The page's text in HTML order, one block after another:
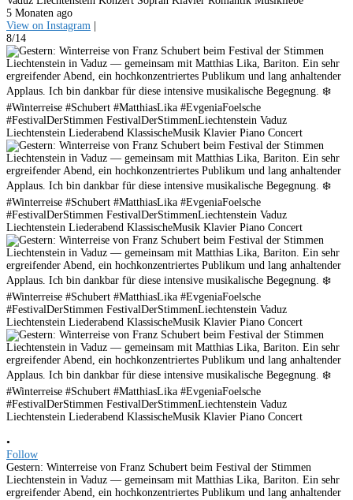
5 Monaten ago
View on Instagram |
8/14
•
Follow
Gestern: Winterreise von Franz Schubert beim Festival der Stimmen
Liechtenstein in Vaduz — gemeinsam mit Matthias Lika, Bariton. Ein sehr
ergreifender Abend, ein hochkonzentriertes Publikum und lang anhaltender